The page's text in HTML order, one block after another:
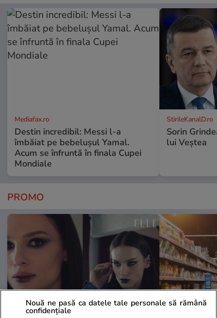
Mediafax.ro
Destin incredibil: Messi l-a
îmbăiat pe bebelușul Yamal.
Acum se înfruntă în finala Cupei
Mondiale
StirileKanalD.ro
Sorin
lui Veștea
PROMO
Nouă ne pasă ca datele tale personale să rămână
confidențiale